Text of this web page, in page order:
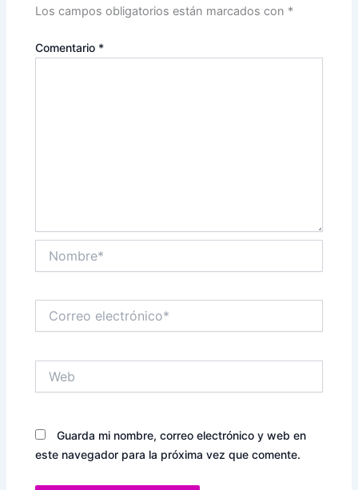
Los campos obligatorios están marcados con *
Comentario *
electrónico*
Guarda mi nombre, correo electrónico y web en
este navegador para la próxima vez que comente.